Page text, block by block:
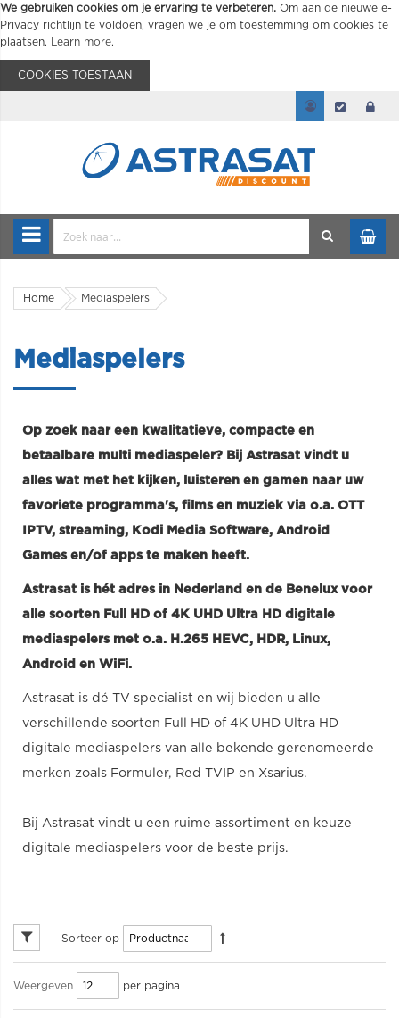
We gebruiken cookies om je ervaring te verbeteren. Om aan de nieuwe e-
Privacy richtlijn te voldoen, vragen we je om toestemming om cookies te
plaatsen.
Learn more.
COOKIES TOESTAAN
Home Mediaspelers
Mediaspelers
Op zoek naar een kwalitatieve, compacte en
betaalbare multi mediaspeler? Bij Astrasat vindt u
alles wat met het kijken, luisteren en gamen naar uw
favoriete programma's, films en muziek via o.a. OTT
IPTV, streaming, Kodi Media Software, Android
Games en/of apps te maken heeft.
Astrasat is hét adres in Nederland en de Benelux voor
alle soorten Full HD of 4K UHD Ultra HD digitale
mediaspelers met o.a. H.265 HEVC, HDR, Linux,
Android en WiFi.
Astrasat is dé TV specialist en wij bieden u alle
verschillende soorten Full HD of 4K UHD Ultra HD
digitale mediaspelers van alle bekende gerenomeerde
merken zoals Formuler, Red TVIP en Xsarius.
Bij Astrasat vindt u een ruime assortiment en keuze
digitale mediaspelers voor de beste prijs.
Sorteer op
Weergeven per pagina